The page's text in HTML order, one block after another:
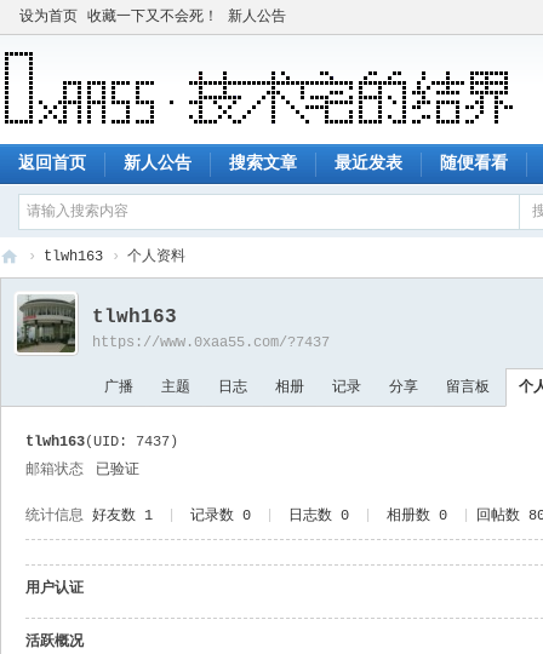
设为首页 收藏一下又不会死！ 新人公告
返回首页 新人公告 搜索文章 最近发表 随便看看
技
术
宅
› tlwh163 › 个人资料
tlwh163
https://www.0xaa55.com/?7437
广播 主题 日志 相册 记录 分享 留言板 个
tlwh163(UID: 7437)
邮箱状态
已验证
统计信息 好友数 1 记录数 0 日志数 0 相册数 0 回帖数
用户认证
活跃概况